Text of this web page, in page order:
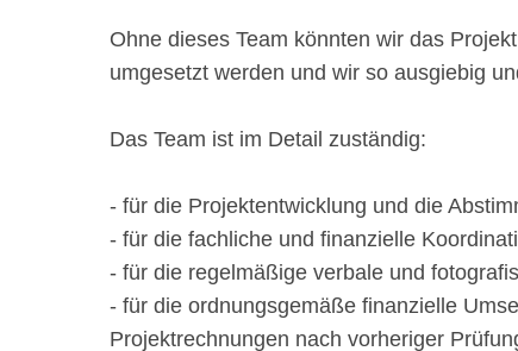
Ohne dieses Team könnten wir das
umgesetzt werden und wir so ausgiebig
Das Team ist im Detail zuständig:
- für die Projektentwicklung und die
- für die fachliche und finanzielle
- für die regelmäßige verbale und
- für die ordnungsgemäße finanzielle
Projektrechnungen nach vorheriger